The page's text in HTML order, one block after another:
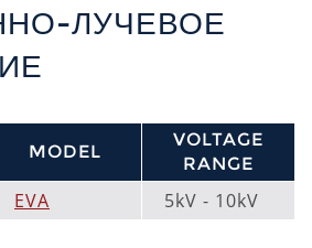
ЛУЧЕВОЕ
MODEL
VOLTAGE
RANGE
EVA 5kV - 10kV